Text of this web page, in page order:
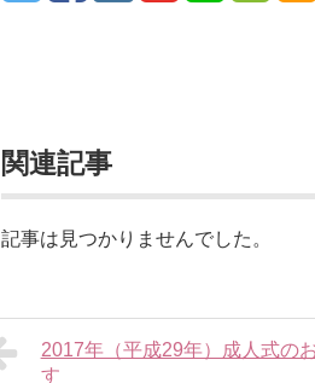
関連記事
記事は見つかりませんでした。
2017年（平成29年）成人式の
す